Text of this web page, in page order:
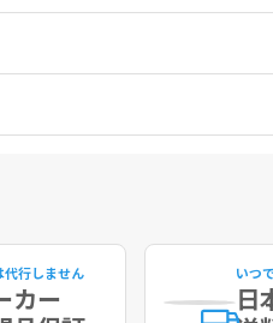
代行しません
カー
いつ
日